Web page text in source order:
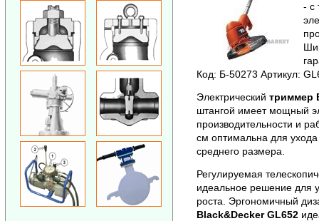
- с
Код: Б-50273 Артикул:
Электрический триммер
штангой имеет мощный
производительности и
см оптимальна для
среднего размера.
Регулируемая
идеальное решение для
роста. Эргономичный
Black&Decker GL652